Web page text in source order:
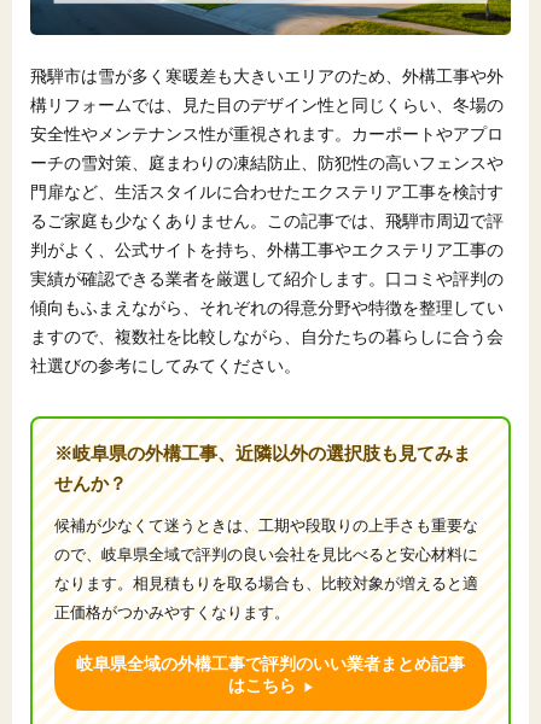
飛騨市は雪が多く寒暖差も大きいエリアのため、外構工事や外
構リフォームでは、見た目のデザイン性と同じくらい、冬場の
安全性やメンテナンス性が重視されます。カーポートやアプロ
ーチの雪対策、庭まわりの凍結防止、防犯性の高いフェンスや
門扉など、生活スタイルに合わせたエクステリア工事を検討す
るご家庭も少なくありません。この記事では、飛騨市周辺で評
判がよく、公式サイトを持ち、外構工事やエクステリア工事の
実績が確認できる業者を厳選して紹介します。口コミや評判の
傾向もふまえながら、それぞれの得意分野や特徴を整理してい
ますので、複数社を比較しながら、自分たちの暮らしに合う会
社選びの参考にしてみてください。
※岐阜県の外構工事、近隣以外の選択肢も見てみま
せんか？
候補が少なくて迷うときは、工期や段取りの上手さも重要な
ので、岐阜県全域で評判の良い会社を見比べると安心材料に
なります。相見積もりを取る場合も、比較対象が増えると適
正価格がつかみやすくなります。
岐阜県全域の外構工事で評判のいい業者まとめ記事
はこちら